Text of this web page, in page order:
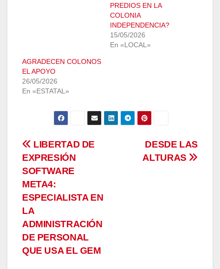
PREDIOS EN LA
COLONIA
INDEPENDENCIA?
15/05/2026
En «LOCAL»
AGRADECEN COLONOS
EL APOYO
26/05/2026
En «ESTATAL»
Navegación
de
entradas
DESDE LAS
ALTURAS
LIBERTAD DE
EXPRESIÓN
SOFTWARE
META4:
ESPECIALISTA EN
LA
ADMINISTRACIÓN
DE PERSONAL
QUE USA EL GEM